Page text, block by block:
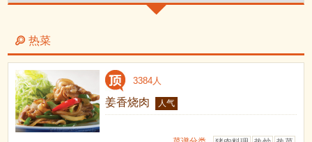
热菜
3384人
姜香烧肉 人气